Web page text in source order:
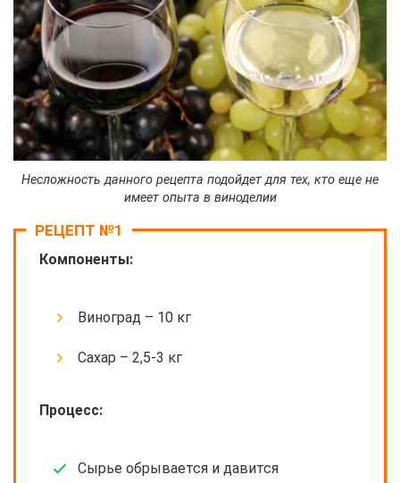
Несложность данного рецепта подойдет для тех, кто еще не
имеет опыта в виноделии
РЕЦЕПТ №1
Компоненты:
Виноград – 10 кг
Сахар – 2,5-3 кг
Процесс:
Сырье обрывается и давится